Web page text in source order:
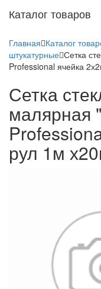
Каталог товаров
Главная Каталог
штукатурные Сетка
Professional ячейка
Сетка
малярная
рул 1м